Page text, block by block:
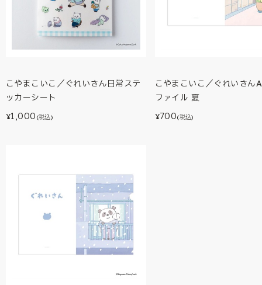
こやまこいこ／ぐれいさん日常ステ
ッカーシート
¥1,000 (税込)
こやまこいこ／ぐれいさん
ファイル 夏
¥700(税込)